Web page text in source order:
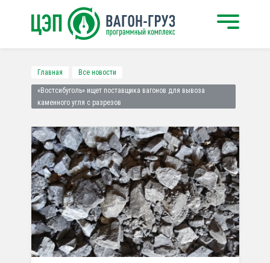
Главная Все новости
«Востсибуголь» ищет поставщика вагонов для вывоза
каменного угля с разрезов